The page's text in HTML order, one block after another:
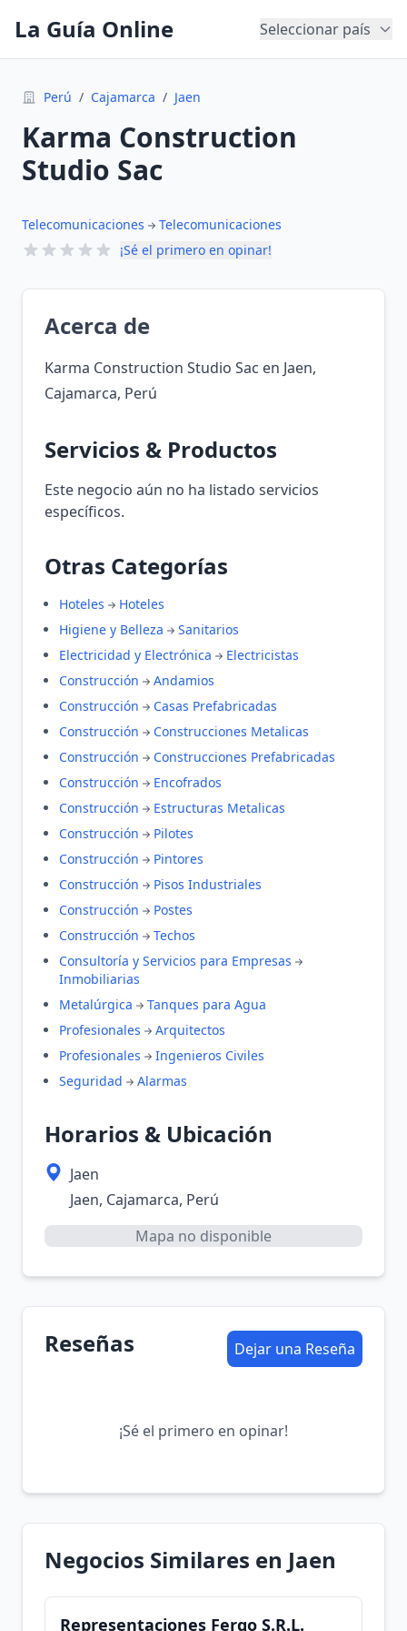
La Guía Online Seleccionar país
Perú / Cajamarca / Jaen
Karma Construction
Studio Sac
Telecomunicaciones
Telecomunicaciones
¡Sé el primero en opinar!
Acerca de
Karma Construction Studio Sac en Jaen,
Cajamarca, Perú
Servicios & Productos
Este negocio aún no ha listado servicios
específicos.
Otras Categorías
Hoteles
Hoteles
Higiene y Belleza
Sanitarios
Electricidad y Electrónica
Electricistas
Construcción
Andamios
Construcción
Casas Prefabricadas
Construcción
Construcciones Metalicas
Construcción
Construcciones Prefabricadas
Construcción
Encofrados
Construcción
Estructuras Metalicas
Construcción
Pilotes
Construcción
Pintores
Construcción
Pisos Industriales
Construcción
Postes
Construcción
Techos
Consultoría y Servicios para Empresas
Inmobiliarias
Metalúrgica
Tanques para Agua
Profesionales
Arquitectos
Profesionales
Ingenieros Civiles
Seguridad
Alarmas
Horarios & Ubicación
Jaen
Jaen, Cajamarca, Perú
Mapa no disponible
Reseñas Dejar una Reseña
¡Sé el primero en opinar!
Negocios Similares en Jaen
Representaciones Fergo S.R.L.